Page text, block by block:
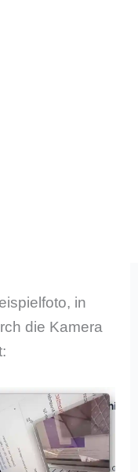
in
die Kamera